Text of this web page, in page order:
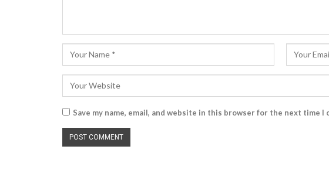
Save my name, email, and website in this browser for the next time I